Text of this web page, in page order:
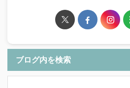
ブログ内を検索